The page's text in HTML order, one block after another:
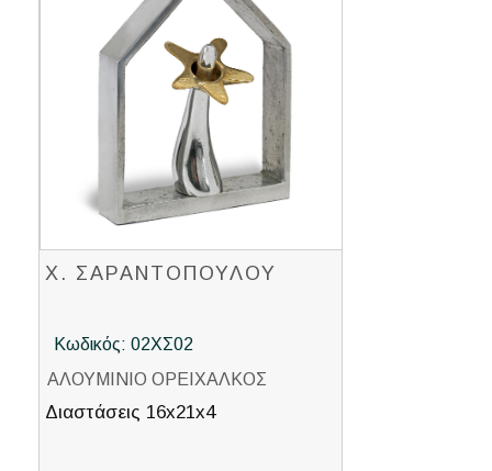
Χ. ΣΑΡΑΝΤΟΠΟΥΛΟΥ
Κωδικός: 02ΧΣ02
ΑΛΟΥΜΙΝΙΟ ΟΡΕΙΧΑΛΚΟΣ
Διαστάσεις 16x21x4